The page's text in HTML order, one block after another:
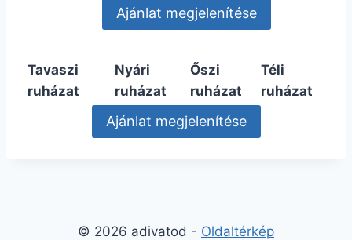
Tavaszi
ruházat
Nyári
ruházat
Őszi
ruházat
Téli
ruházat
© 2026 adivatod - Oldaltérkép